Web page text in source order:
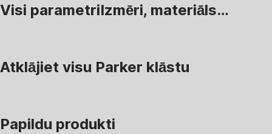
Visi parametriIzmēri, materiāls…
Atklājiet visu Parker klāstu
Papildu produkti